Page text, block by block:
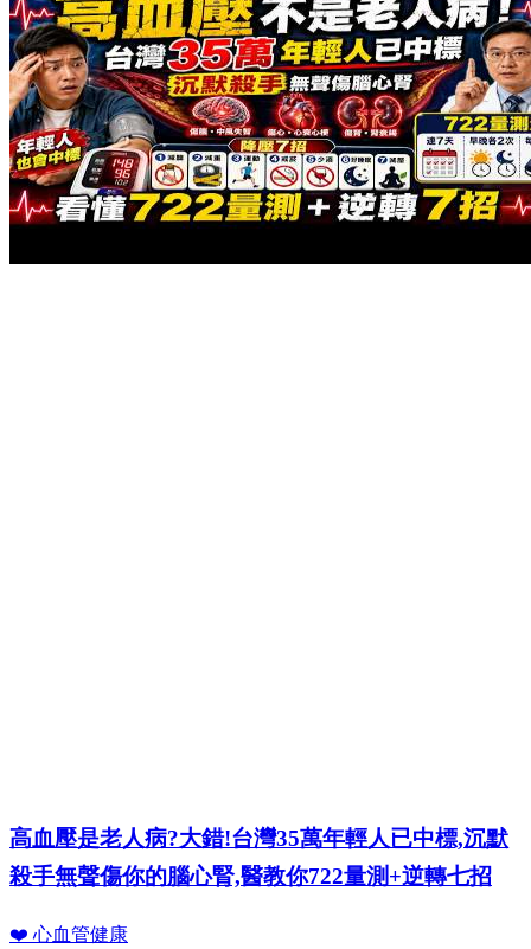
高血壓是老人病?大錯!台灣35萬年輕人已中標,沉默
殺手無聲傷你的腦心腎,醫教你722量測+逆轉七招
❤️ 心血管健康